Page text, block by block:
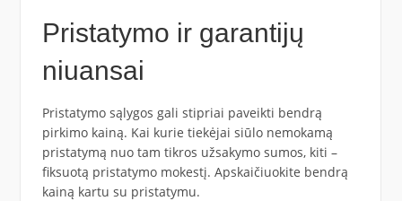
Pristatymo ir garantijų
niuansai
Pristatymo sąlygos gali stipriai paveikti bendrą
pirkimo kainą. Kai kurie tiekėjai siūlo nemokamą
pristatymą nuo tam tikros užsakymo sumos, kiti –
fiksuotą pristatymo mokestį. Apskaičiuokite bendrą
kainą kartu su pristatymu.